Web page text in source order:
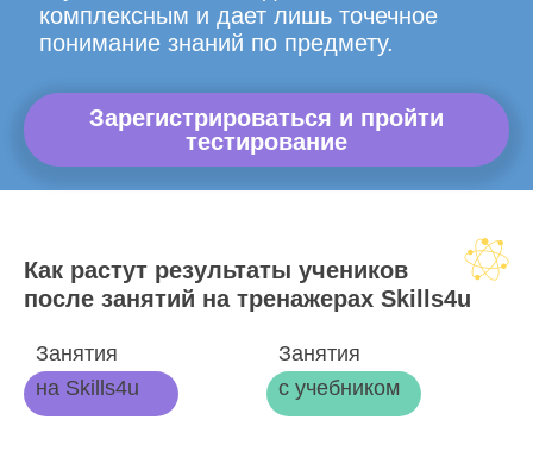
комплексным и дает лишь точечное
понимание знаний по предмету.
Зарегистрироваться и пройти
тестирование
Как растут результаты учеников
после занятий на тренажерах Skills4u
Занятия
на Skills4u
Занятия
с учебником